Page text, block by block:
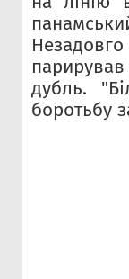
дубль.
боротьбу